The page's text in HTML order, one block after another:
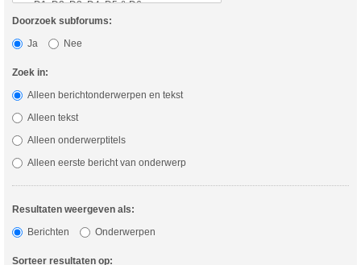
Doorzoek subforums:
Ja
Nee
Zoek in:
Alleen berichtonderwerpen en tekst
Alleen tekst
Alleen onderwerptitels
Alleen eerste bericht van onderwerp
Resultaten weergeven als:
Berichten
Onderwerpen
Sorteer resultaten op: